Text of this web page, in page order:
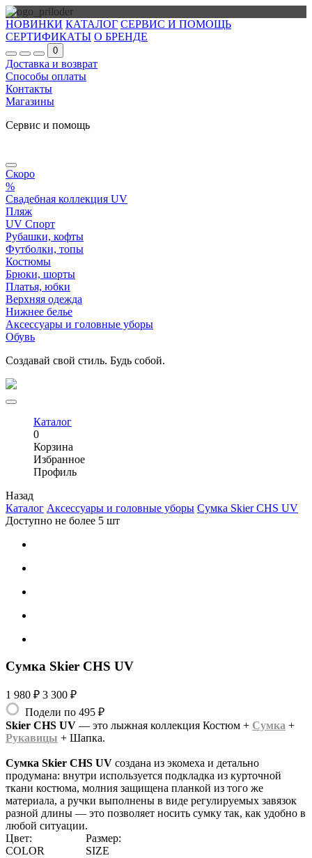
НОВИНКИ КАТАЛОГ СЕРВИС И ПОМОЩЬ
СЕРТИФИКАТЫ О БРЕНДЕ
0
Доставка и возврат
Способы оплаты
Контакты
Магазины
Сервис и помощь
Скоро
%
Свадебная коллекция UV
Пляж
UV Спорт
Рубашки, кофты
Футболки, топы
Костюмы
Брюки, шорты
Платья, юбки
Верхняя одежда
Нижнее белье
Аксессуары и головные уборы
Обувь
Создавай свой стиль. Будь собой.
Каталог
0
Корзина
Избранное
Профиль
Назад
Каталог Аксессуары и головные уборы Сумка Skier CHS UV
Доступно не более 5 шт
Сумка Skier CHS UV
1 980 ₽ 3 300 ₽
Подели по 495 ₽
Skier CHS UV — это лыжная коллекция Костюм + Сумка +
Рукавицы + Шапка.
Сумка Skier CHS UV создана из экомеха и детально
продумана: внутри используется подкладка из курточной
ткани костюма, молния защищена планкой из того же
материала, а ручки выполнены в виде регулируемых завязок
разной длины — это позволяет носить сумку так, как удобно в
любой ситуации.
Цвет:
COLOR
Размер:
SIZE